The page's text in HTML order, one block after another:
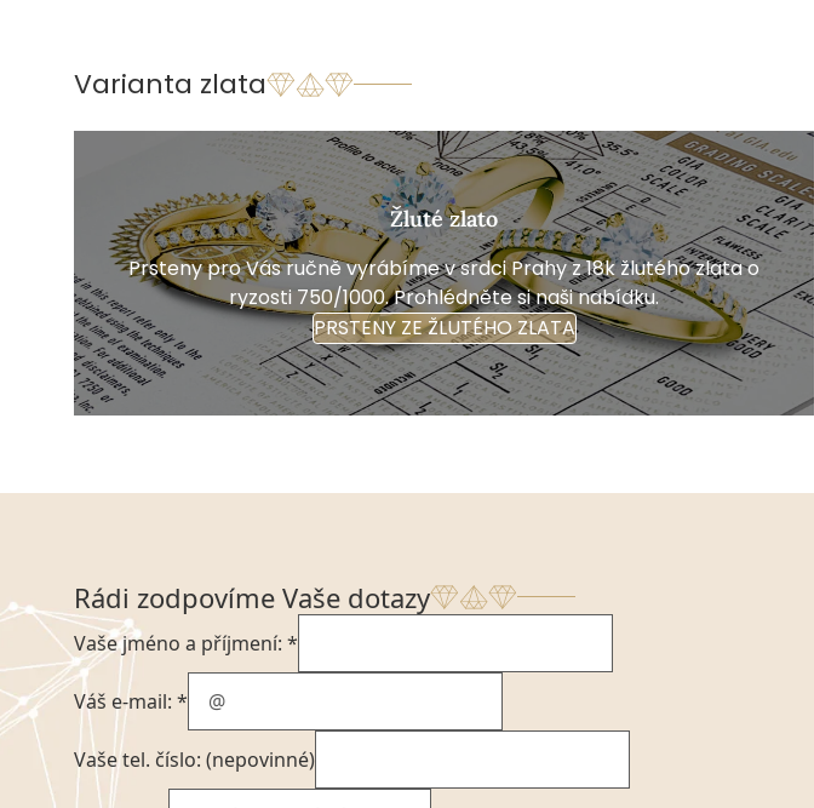
Varianta zlata
Žluté zlato
Prsteny pro Vás ručně vyrábíme v srdci Prahy z 18k žlutého zlata o
ryzosti 750/1000. Prohlédněte si naši nabídku.
PRSTENY ZE ŽLUTÉHO ZLATA
Rádi zodpovíme Vaše dotazy
Vaše jméno a příjmení: *
Váš e-mail: *
Vaše tel. číslo: (nepovinné)